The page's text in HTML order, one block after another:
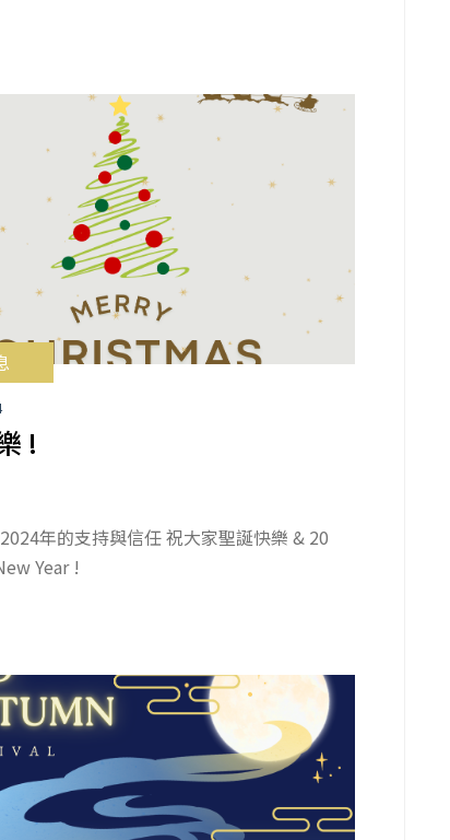
!
年的支持與信任 祝大家聖誕快樂 & 20
Year !